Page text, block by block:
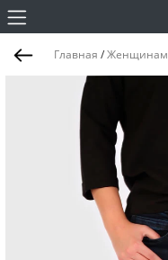
Главная /Женщинам